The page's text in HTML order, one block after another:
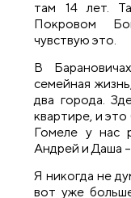
там 14 лет.
Покровом
чувствую это.
В
семейная
два города.
квартире, и
Гомеле у нас
Андрей и Даша
Я никогда не
вот уже